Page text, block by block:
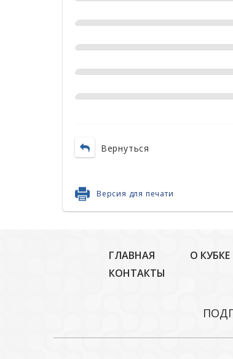
Вернуться
Версия для печати
ГЛАВНАЯ О КУБКЕ
КОНТАКТЫ